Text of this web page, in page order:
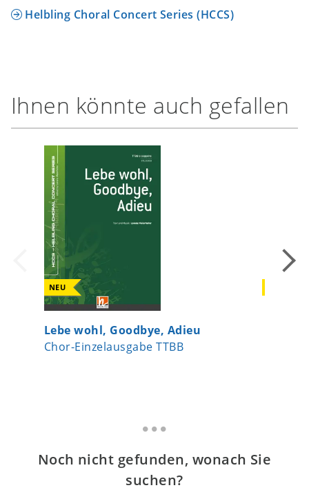
Helbling Choral Concert Series (HCCS)
Ihnen könnte auch gefallen
NEU
Lebe wohl, Goodbye, Adieu
Chor-Einzelausgabe TTBB
Noch nicht gefunden, wonach Sie
suchen?